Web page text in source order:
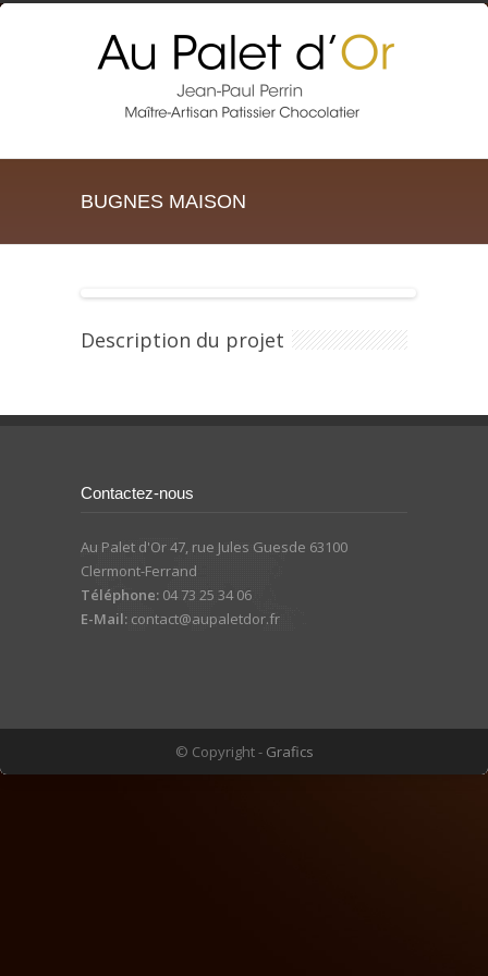
BUGNES MAISON
Description du projet
Contactez-nous
Au Palet d'Or 47, rue Jules Guesde 63100
Clermont-Ferrand
Téléphone: 04 73 25 34 06
E-Mail: contact@aupaletdor.fr
© Copyright - Grafics